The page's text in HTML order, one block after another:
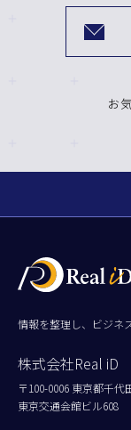
お
情報を整理し、ビジネ
株式会社Real iD
〒100-0006 東京都千代
東京交通会館ビル608